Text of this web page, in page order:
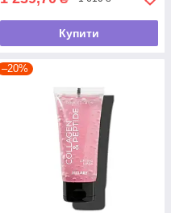
Купити
–20%